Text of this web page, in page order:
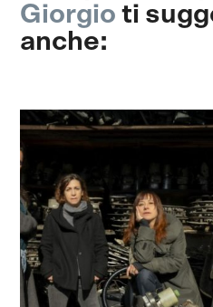
Giorgio ti
anche: